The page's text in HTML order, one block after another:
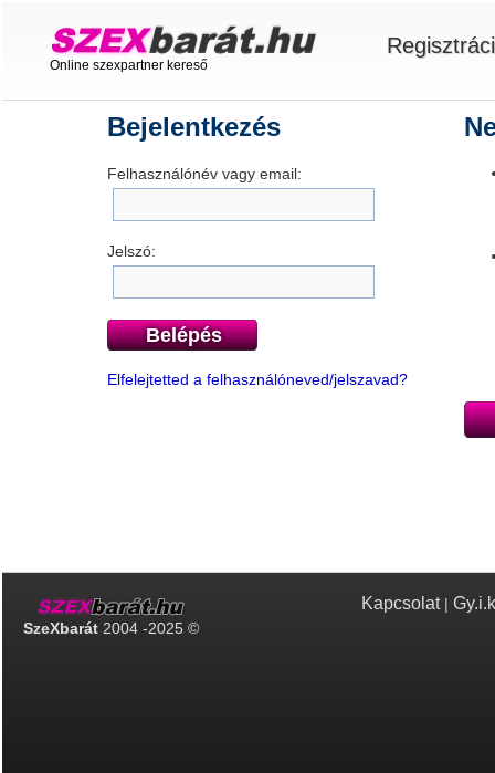
Online szexpartner kereső
Bejelentkezés
Felhasználónév vagy email:
Jelszó:
Belépés
Elfelejtetted a felhasználóneved/jelszavad?
SzeXbarát 2004 -2025 ©
Kapcsolat | Gy.i.k